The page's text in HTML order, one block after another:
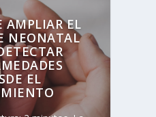
AMPLIAR EL
NEONATAL
EL